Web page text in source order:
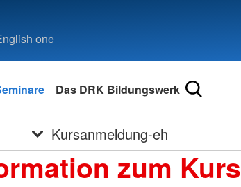
one
Das DRK Bildungswerk
Kursanmeldung-eh
zum Kurs